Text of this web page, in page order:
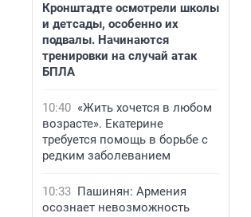
Кронштадте осмотрели школы
и детсады, особенно их
подвалы. Начинаются
тренировки на случай атак
БПЛА
10:40 «Жить хочется в любом
возрасте». Екатерине
требуется помощь в борьбе с
редким заболеванием
10:33 Пашинян: Армения
осознает невозможность